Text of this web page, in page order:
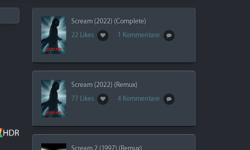
Scream (2022) (Complete)
22 Likes
1 Kommentare
Scream (2022) (Remux)
77 Likes
4 Kommentare
Scream 2 (1997) (Remux)